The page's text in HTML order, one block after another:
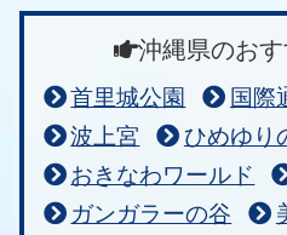
沖縄県のお
首里城公園 国際
波上宮
ひめゆり
おきなわワールド
ガンガラーの谷